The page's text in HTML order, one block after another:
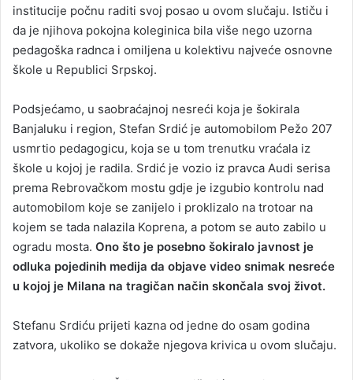
institucije počnu raditi svoj posao u ovom slučaju. Ističu i
da je njihova pokojna koleginica bila više nego uzorna
pedagoška radnca i omiljena u kolektivu najveće osnovne
škole u Republici Srpskoj.
Podsjećamo, u saobraćajnoj nesreći koja je šokirala
Banjaluku i region, Stefan Srdić je automobilom Pežo 207
usmrtio pedagogicu, koja se u tom trenutku vraćala iz
škole u kojoj je radila. Srdić je vozio iz pravca Audi serisa
prema Rebrovačkom mostu gdje je izgubio kontrolu nad
automobilom koje se zanijelo i proklizalo na trotoar na
kojem se tada nalazila Koprena, a potom se auto zabilo u
ogradu mosta. Ono što je posebno šokiralo javnost je
odluka pojedinih medija da objave video snimak nesreće
u kojoj je Milana na tragičan način skončala svoj život.
Stefanu Srdiću prijeti kazna od jedne do osam godina
zatvora, ukoliko se dokaže njegova krivica u ovom slučaju.